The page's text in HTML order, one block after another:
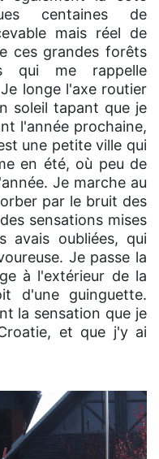
centaines de
mais réel de
ces grandes forêts
qui me rappelle
longe l'axe routier
soleil tapant que je
l'année prochaine,
une petite ville qui
en été, où peu de
Je marche au
par le bruit des
sensations mises
avais oubliées, qui
Je passe la
à l'extérieur de la
d'une guinguette.
la sensation que je
et que j'y ai